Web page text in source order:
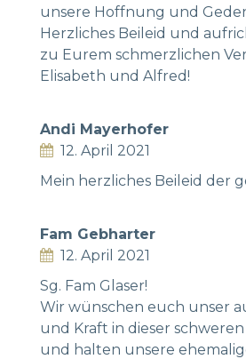
unsere Hoffnung und
Herzliches Beileid und
zu Eurem schmerzlichen
Elisabeth und Alfred!
Andi Mayerhofer
12. April 2021
Mein herzliches Beileid der
Fam Gebharter
12. April 2021
Sg. Fam Glaser!
Wir wünschen euch unser
und Kraft in dieser schweren
und halten unsere